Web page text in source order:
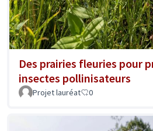
Des prairies fleuries pour
insectes pollinisateurs
Projet lauréat 0